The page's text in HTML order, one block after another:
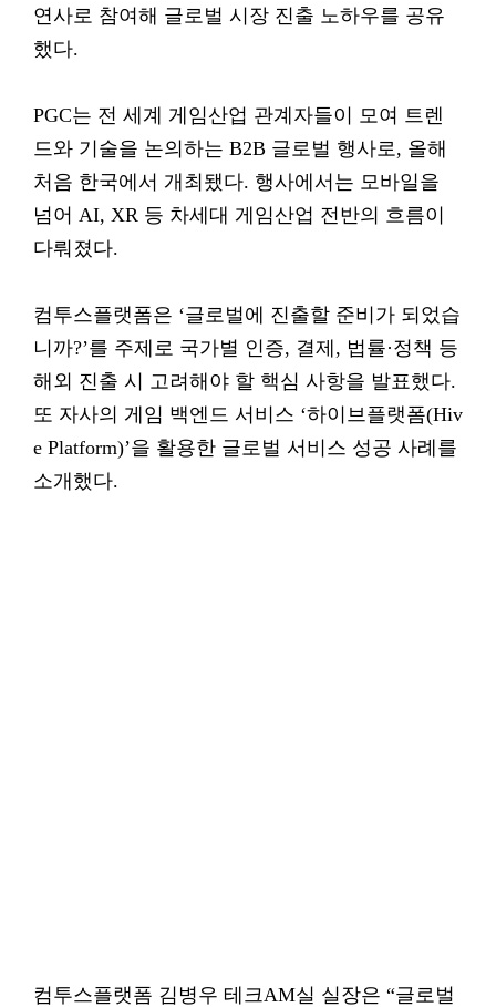
연사로 참여해 글로벌 시장 진출 노하우를 공유
했다.
PGC는 전 세계 게임산업 관계자들이 모여 트렌
드와 기술을 논의하는 B2B 글로벌 행사로, 올해
처음 한국에서 개최됐다. 행사에서는 모바일을
넘어 AI, XR 등 차세대 게임산업 전반의 흐름이
다뤄졌다.
컴투스플랫폼은 ‘글로벌에 진출할 준비가 되었습
니까?’를 주제로 국가별 인증, 결제, 법률·정책 등
해외 진출 시 고려해야 할 핵심 사항을 발표했다.
또 자사의 게임 백엔드 서비스 ‘하이브플랫폼(Hiv
e Platform)’을 활용한 글로벌 서비스 성공 사례를
소개했다.
컴투스플랫폼 김병우 테크AM실 실장은 “글로벌